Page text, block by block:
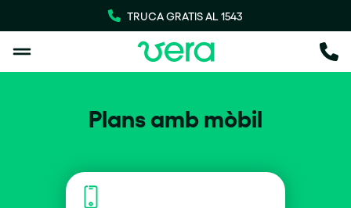
TRUCA GRATIS AL 1543
Plans amb mòbil